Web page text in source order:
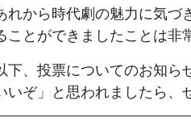
れから時代劇の魅力に気づ
ことができましたことは非
下、投票についてのお知ら
いぞ」と思われましたら、